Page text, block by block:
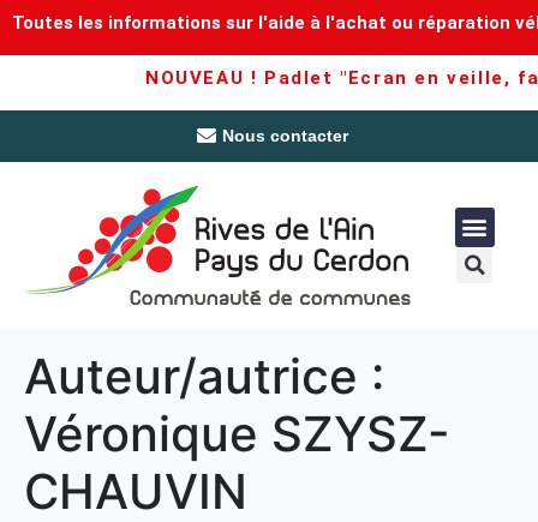
Toutes les informations sur l'aide à l'achat ou réparation
NOUVEAU ! Padlet "Ecran en veille,
Nous contacter
Auteur/autrice :
Véronique SZYSZ-
CHAUVIN